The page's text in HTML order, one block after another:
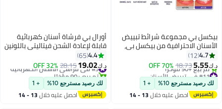
بيكسل بي مجموعة شرائط تبييض
الأسنان الاحترافية من بيكسل بي،
تبييض سريع، آمن على المينا، خالٍ
من البيروكسيد، 42 شريط (21 علاجًا)
4.7
12
د.ك‏5.55
18.73
70% OFF
#11 في تبييض الأسنان
أقل سعر في 7 يوم
تم بيع +90 مؤخرًا
#11 في تبييض الأسنان
لك رصيد مسترجع 10% + 1
احصل عليه خلال 13 - 14
اغسطس
أورال بي فرشاة أسنان كهربائية
قابلة لإعادة الشحن فيتاليتي باللونين
الأسود والأبيض، عرض + مجاناً،
مؤقت دقيقتين، رأس فرشاة
متقاطع، مع قابس ثلاثي الإمارات
4.4
65
د.ك‏19.02
28.15
32% OFF #5 في فراشي الأسنان الكهربائية
تم بيع +90 مؤخرًا
#5 في فراشي الأسنان الكهربائية
لك رصيد مسترجع 10% + 1
احصل عليه خلال 13 - 14
اغسطس